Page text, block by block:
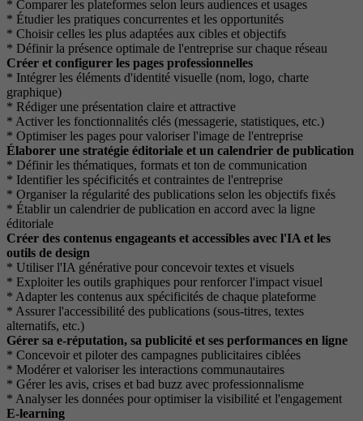
* Comparer les plateformes selon leurs audiences et usages
* Étudier les pratiques concurrentes et les opportunités
* Choisir celles les plus adaptées aux cibles et objectifs
* Définir la présence optimale de l'entreprise sur chaque réseau
Créer et configurer les pages professionnelles
* Intégrer les éléments d'identité visuelle (nom, logo, charte
graphique)
* Rédiger une présentation claire et attractive
* Activer les fonctionnalités clés (messagerie, statistiques, etc.)
* Optimiser les pages pour valoriser l'image de l'entreprise
Élaborer une stratégie éditoriale et un calendrier de publication
* Définir les thématiques, formats et ton de communication
* Identifier les spécificités et contraintes de l'entreprise
* Organiser la régularité des publications selon les objectifs fixés
* Établir un calendrier de publication en accord avec la ligne
éditoriale
Créer des contenus engageants et accessibles avec l'IA et les
outils de design
* Utiliser l'IA générative pour concevoir textes et visuels
* Exploiter les outils graphiques pour renforcer l'impact visuel
* Adapter les contenus aux spécificités de chaque plateforme
* Assurer l'accessibilité des publications (sous-titres, textes
alternatifs, etc.)
Gérer sa e-réputation, sa publicité et ses performances en ligne
* Concevoir et piloter des campagnes publicitaires ciblées
* Modérer et valoriser les interactions communautaires
* Gérer les avis, crises et bad buzz avec professionnalisme
* Analyser les données pour optimiser la visibilité et l'engagement
E-learning